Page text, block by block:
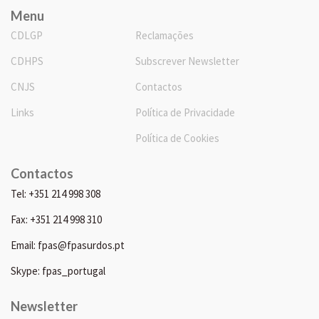
Menu
CDLGP
CDHPS
CNJS
Links
Reclamações
Subscrever Newsletter
Contactos
Política de Privacidade
Política de Cookies
Contactos
Tel: +351 214 998 308
Fax: +351 214 998 310
Email: fpas@fpasurdos.pt
Skype: fpas_portugal
Newsletter